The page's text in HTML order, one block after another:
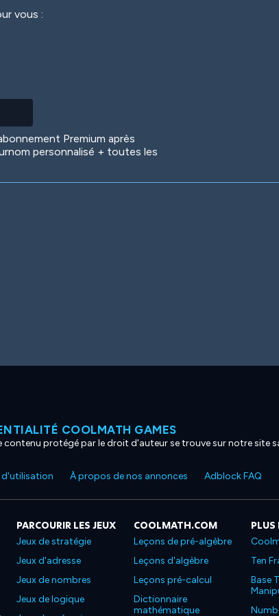
Circuits Glazed Over
vous :
Premium après
personnalisé + toutes les
COOLMATH GAMES
contenu protégé par le droit d'auteur se trouve sur notre site
À propos de nos annonces Adblock FAQ
PARCOURIR LES JEUX
Jeux de stratégie
Jeux d'adresse
Jeux de nombres
Jeux de logique
COOLMATH.COM
Leçons de pré-algèbre
Leçons d'algèbre
Leçons pré-calcul
Dictionnaire
mathématique
PLUS
Ten
Base